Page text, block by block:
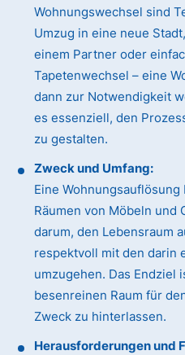
Wohnungswechsel sind
Umzug in eine neue
einem Partner oder
Tapetenwechsel – eine
dann zur Notwendigkeit
es essenziell, den
zu gestalten.
Zweck und Umfang:
Eine
Räumen von Möbeln und
darum, den Lebensraum
respektvoll mit den darin
umzugehen. Das Endziel
besenreinen Raum für
Zweck zu hinterlassen.
Herausforderungen und